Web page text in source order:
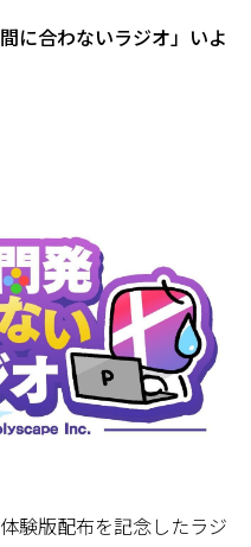
に合わないラジオ」いよ
験版配布を記念したラジ